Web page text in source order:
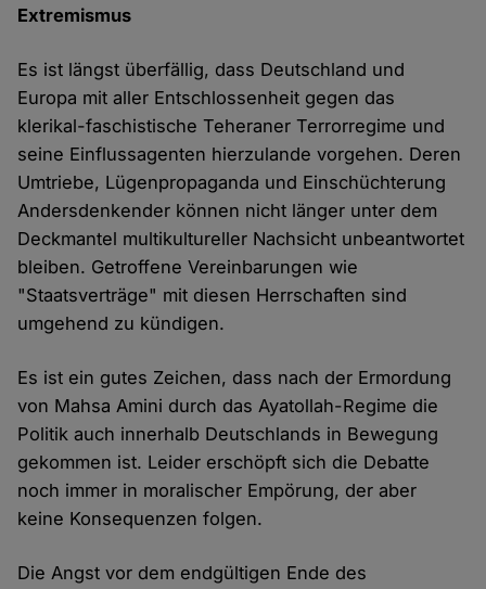
Extremismus
Es ist längst überfällig, dass Deutschland und
Europa mit aller Entschlossenheit gegen das
klerikal-faschistische Teheraner Terrorregime und
seine Einflussagenten hierzulande vorgehen. Deren
Umtriebe, Lügenpropaganda und Einschüchterung
Andersdenkender können nicht länger unter dem
Deckmantel multikultureller Nachsicht unbeantwortet
bleiben. Getroffene Vereinbarungen wie
"Staatsverträge" mit diesen Herrschaften sind
umgehend zu kündigen.
Es ist ein gutes Zeichen, dass nach der Ermordung
von Mahsa Amini durch das Ayatollah-Regime die
Politik auch innerhalb Deutschlands in Bewegung
gekommen ist. Leider erschöpft sich die Debatte
noch immer in moralischer Empörung, der aber
keine Konsequenzen folgen.
Die Angst vor dem endgültigen Ende des